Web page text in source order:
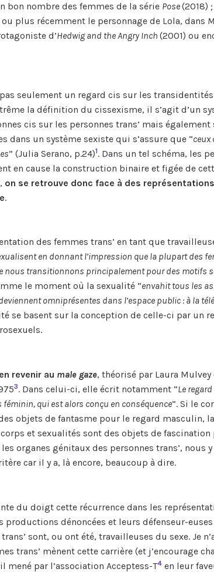
bon nombre des femmes de la série Pose(2018)
ou plus récemment le personnage de Lola, dans
d’Hedwig and the Angry Inch (2001) ou
seulement un regard cis sur les
la définition du cissexisme, il s’agit d’un
cis sur les personnes trans’ mais également
dans un système sexiste qui s’assure que “ceux
” (Julia Serano, p.24)1. Dans un tel schéma, les
en cause la construction binaire et figée de
on se retrouve donc face à des représentations
.
des femmes trans’ en tant que
en donnant l’impression que la plupart des
nous transitionnons principalement pour des motifs
le moment où la sexualité “envahit tous les
omniprésentes dans l’espace public : à la
se basent sur la conception de celle-ci par un
revenir au male gaze, théorisé par Laura Mulvey
3. Dans celui-ci, elle écrit notamment “Le
qui est alors conçu en conséquence”. Si le
objets de fantasme pour le regard masculin, la
et sexualités sont des objets de fascination
organes génitaux des personnes trans’, nous y
car il y a, là encore, beaucoup à dire.
du doigt cette récurrence dans les
productions dénoncées et leurs défenseur-euses
sont, ou ont été, travailleuses du sexe. Je
trans’ mènent cette carrière (et j’encourage
par l’association Acceptess-T4 en leur